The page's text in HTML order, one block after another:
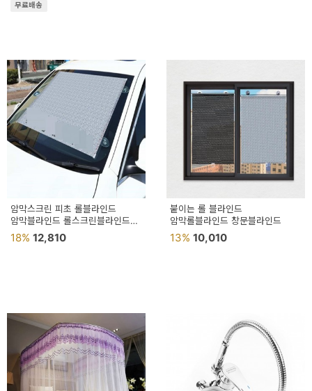
무료배송
암막스크린 피초 롤블라인드
암막블라인드 롤스크린블라인드
암막롤스크린
18% 12,810
붙이는 롤 블라인드
암막롤블라인드 창문블라인드
13% 10,010